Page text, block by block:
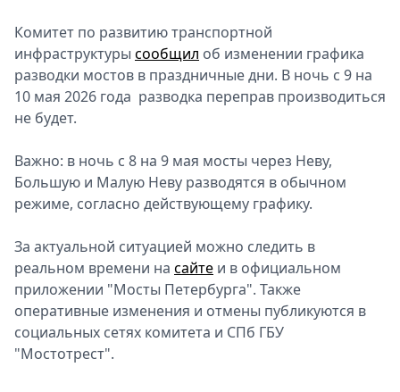
Комитет по развитию транспортной
инфраструктуры сообщил об изменении графика
разводки мостов в праздничные дни. В ночь с 9 на
10 мая 2026 года разводка переправ производиться
не будет.
Важно: в ночь с 8 на 9 мая мосты через Неву,
Большую и Малую Неву разводятся в обычном
режиме, согласно действующему графику.
За актуальной ситуацией можно следить в
реальном времени на сайте и в официальном
приложении "Мосты Петербурга". Также
оперативные изменения и отмены публикуются в
социальных сетях комитета и СПб ГБУ
"Мостотрест".